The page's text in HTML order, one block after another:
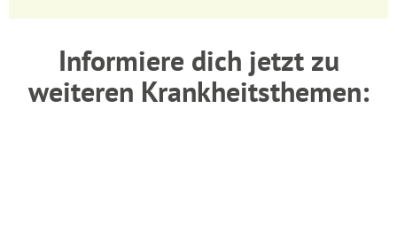
Informiere dich jetzt zu
weiteren Krankheitsthemen: